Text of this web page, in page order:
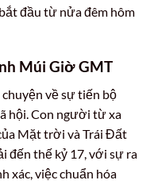
đầu từ nửa đêm hôm
Múi Giờ GMT
chuyện về sự tiến bộ
hội. Con người từ xa
Mặt trời và Trái Đất
đến thế kỷ 17, với sự ra
xác, việc chuẩn hóa